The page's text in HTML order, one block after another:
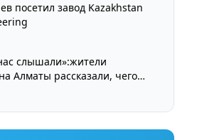
посетил завод Kazakhstan
слышали»:жители
Алматы рассказали, чего
Курултая